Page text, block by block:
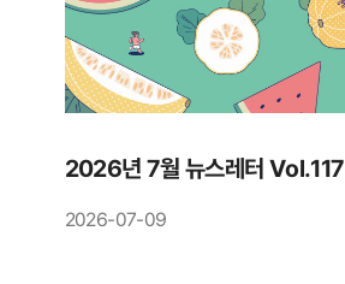
2026년 7월 뉴스레터 Vol.117
2026-07-09